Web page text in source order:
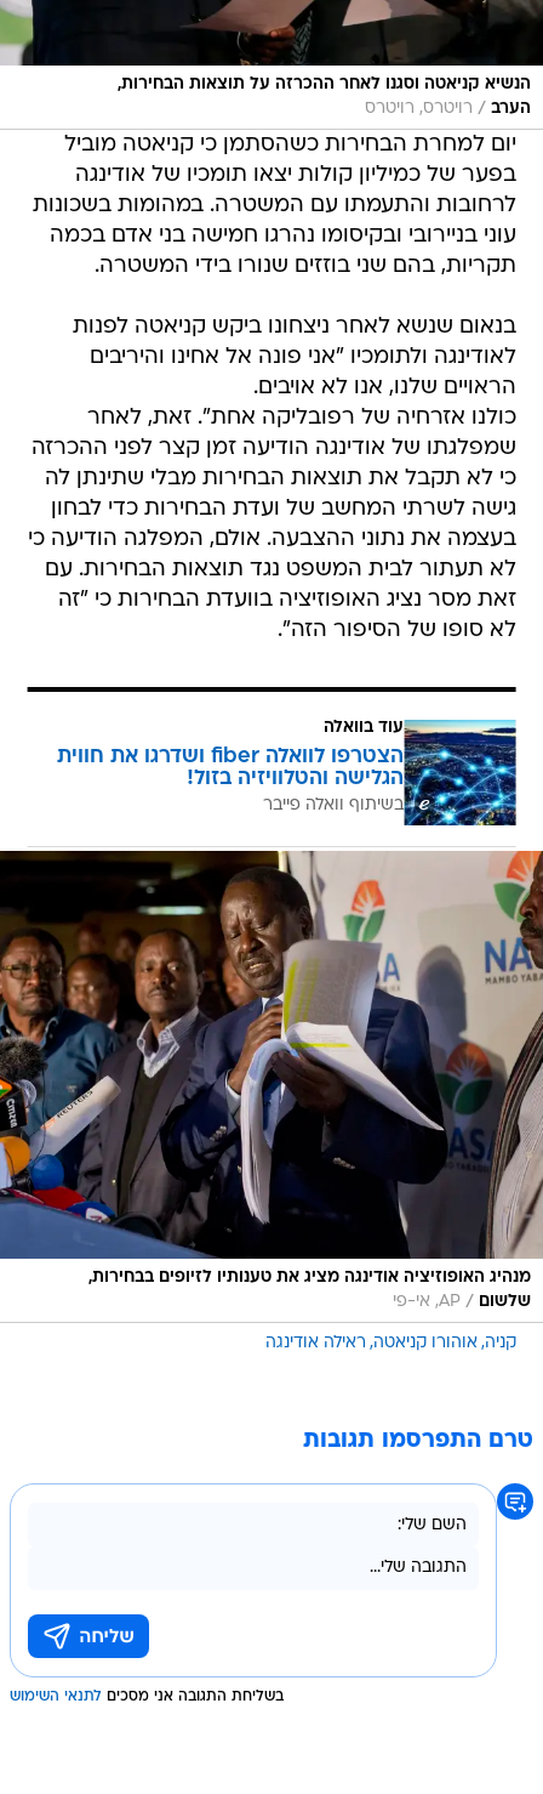
הנשיא קניאטה וסגנו לאחר ההכרזה על תוצאות הבחירות,
הערב / רויטרס, רויטרס
יום למחרת הבחירות כשהסתמן כי קניאטה מוביל
בפער של כמיליון קולות יצאו תומכיו של אודינגה
לרחובות והתעמתו עם המשטרה. במהומות בשכונות
עוני בניירובי ובקיסומו נהרגו חמישה בני אדם בכמה
תקריות, בהם שני בוזזים שנורו בידי המשטרה.
בנאום שנשא לאחר ניצחונו ביקש קניאטה לפנות
לאודינגה ולתומכיו "אני פונה אל אחינו והיריבים
הראויים שלנו, אנו לא אויבים.
כולנו אזרחיה של רפובליקה אחת". זאת, לאחר
שמפלגתו של אודינגה הודיעה זמן קצר לפני ההכרזה
כי לא תקבל את תוצאות הבחירות מבלי שתינתן לה
גישה לשרתי המחשב של ועדת הבחירות כדי לבחון
בעצמה את נתוני ההצבעה. אולם, המפלגה הודיעה כי
לא תעתור לבית המשפט נגד תוצאות הבחירות. עם
זאת מסר נציג האופוזיציה בוועדת הבחירות כי "זה
לא סופו של הסיפור הזה".
עוד בוואלה
הצטרפו לוואלה fiber ושדרגו את חווית
הגלישה והטלוויזיה בזול!
בשיתוף וואלה פייבר
מנהיג האופוזיציה אודינגה מציג את טענותיו לזיופים בבחירות,
שלשום
/ AP, אי-פי
קניה אוהורו קניאטה ראילה אודינגה
טרם התפרסמו תגובות
בשליחת התגובה אני מסכים לתנאי השימוש